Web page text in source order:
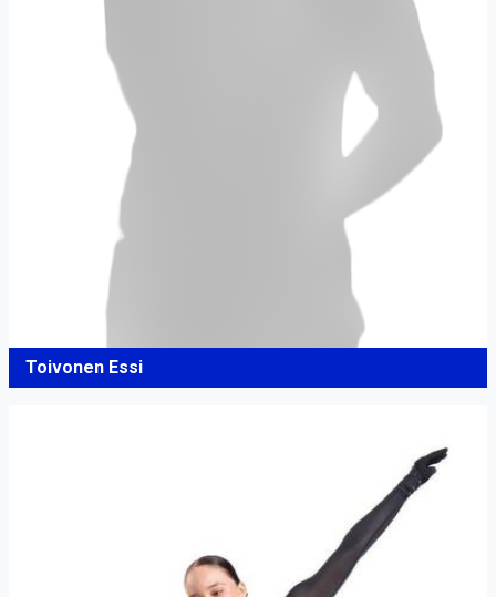
Toivonen Essi